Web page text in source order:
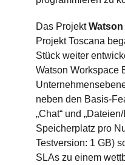
Das Projekt
Projekt Toscana
Stück weiter
Watson Workspace
neben den Basis-
„Chat“ und
Speicherplatz pro
Testversion: 1 GB)
SLAs zu einem